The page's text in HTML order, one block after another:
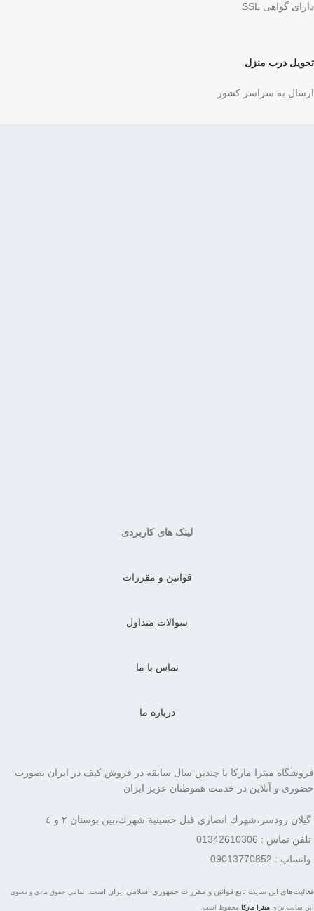
دارای گواهی SSL
تحویل درب منزل
ارسال به سراسر کشور
لینک های کاربردی
قوانین و مقررات
سوالات متداول
تماس با ما
درباره ما
فروشگاه میترا مارکا با چندین سال سابقه در فروش کیف در ایران بصورت
حضوری و آنلاین در خدمت هموطنان عزیز ایران
گيلان رودسر،شهرك انصاري قبل حسينية شهرك،بين بوستان ٢ و ٤
تلفن تماس : 01342610306
واتساپ : 09013770852
فعاليت‌های اين سايت تابع قوانين و مقررات جمهوری اسلامی ايران است. تمامی حقوق مادی و معنوی
این سایت برای میترا مارکا محفوظ است.